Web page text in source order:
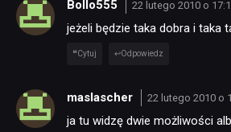
Bollo555 22 lutego 2010 o
jeżeli będzie taka dobra i taka
Cytuj Odpowiedz
maslascher 22 lutego 2010 o
ja tu widzę dwie możliwości